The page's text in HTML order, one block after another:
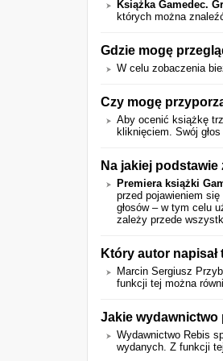
Książka Gamedec.
których można
Gdzie mogę
W celu zobaczenia
Czy mogę
Aby ocenić książkę
kliknięciem. Swój
Na jakiej podstawie
Premiera książki
przed pojawieniem
głosów – w tym celu
zależy przede
Który autor napisał
Marcin Sergiusz
funkcji tej można
Jakie wydawnictwo
Wydawnictwo Rebis
wydanych. Z funkcji